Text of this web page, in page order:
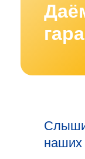
наших